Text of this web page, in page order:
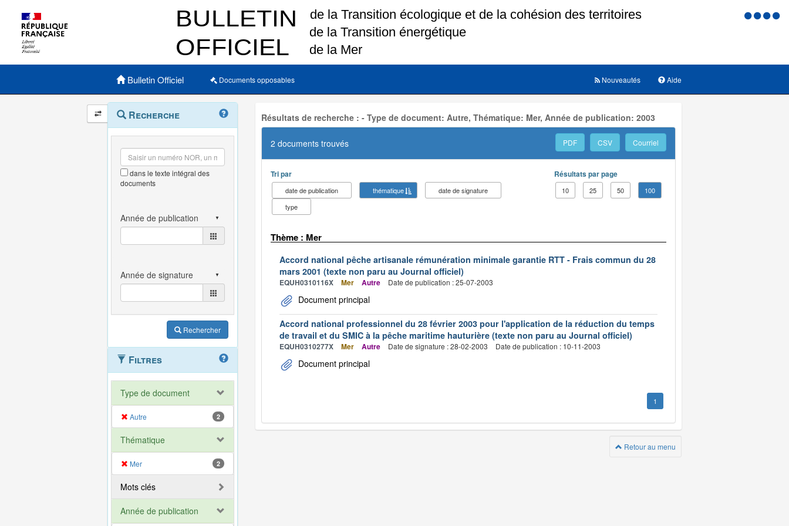
Menu
Menu principal
Bulletin Officiel Documents opposables Aide
Nouveautés
Navigation
et
outils
annexes
Menu
contextuel
Recherche
dans le texte intégral des
documents
Rechercher
Filtres
Type de document
Autre 2
Thématique
Mer 2
Mots clés
Année de publication
Résultats de recherche : - Type de document: Autre, Thématique: Mer, Année de publication: 2003
2 documents trouvés PDF CSV Courriel
Tri par
date de publication thématique
date de signature
type
Résultats par page
10 25 50 100
Thème : Mer
Accord national pêche artisanale rémunération minimale garantie RTT - Frais commun du 28
mars 2001 (texte non paru au Journal officiel)
EQUH0310116X Mer Autre Date de publication : 25-07-2003
Document principal
Accord national professionnel du 28 février 2003 pour l'application de la réduction du temps
de travail et du SMIC à la pêche maritime hauturière (texte non paru au Journal officiel)
EQUH0310277X Mer Autre Date de signature : 28-02-2003 Date de publication : 10-11-2003
Document principal
1
Retour au menu